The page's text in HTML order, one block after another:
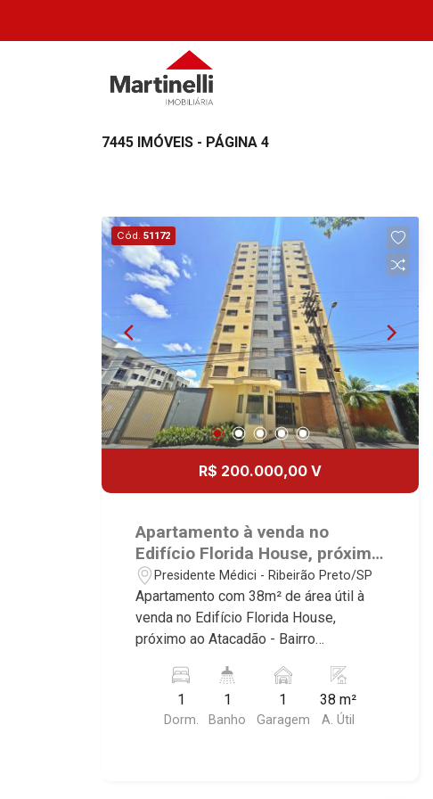
7445 IMÓVEIS - PÁGINA 4
Cód. 51172
R$ 200.000,00 V
Apartamento à venda no
Edifício Florida House, próximo
ao Atacadão - Ribeirão
Preto/SP.
Presidente Médici - Ribeirão Preto/SP
Apartamento com 38m² de área útil à
venda no Edifício Florida House,
próximo ao Atacadão - Bairro
Conheça as características deste
imóvel que a Martinelli Imobiliária
selecionou para você: - 38m² de área
1
Dorm.
1
Banho
1
Garagem
38 m²
A. Útil